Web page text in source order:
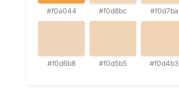
#f0a044 #f0d8bc #f0d7ba
#f0d6b8 #f0d5b5 #f0d4b3